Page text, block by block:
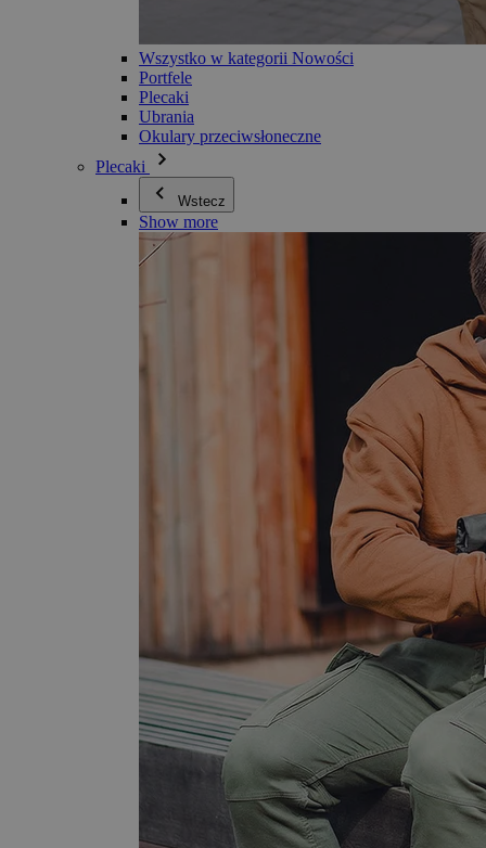
Wszystko w kategorii Nowości
Portfele
Plecaki
Ubrania
Okulary przeciwsłoneczne
Plecaki
Wstecz
Show more